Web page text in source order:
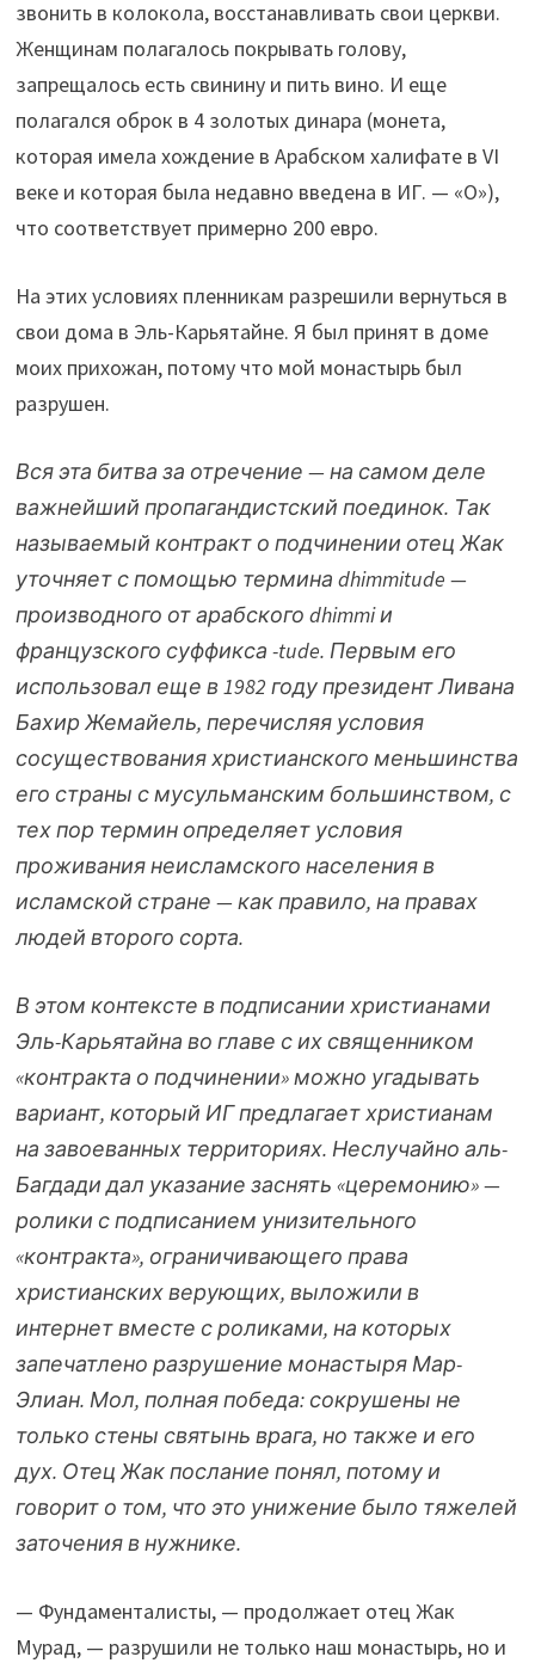
звонить в колокола, восстанавливать свои церкви.
Женщинам полагалось покрывать голову,
запрещалось есть свинину и пить вино. И еще
полагался оброк в 4 золотых динара (монета,
которая имела хождение в Арабском халифате в VI
веке и которая была недавно введена в ИГ. — «О»),
что соответствует примерно 200 евро.
На этих условиях пленникам разрешили вернуться в
свои дома в Эль-Карьятайне. Я был принят в доме
моих прихожан, потому что мой монастырь был
разрушен.
Вся эта битва за отречение — на самом деле
важнейший пропагандистский поединок. Так
называемый контракт о подчинении отец Жак
уточняет с помощью термина dhimmitude —
производного от арабского dhimmi и
французского суффикса -tude. Первым его
использовал еще в 1982 году президент Ливана
Бахир Жемайель, перечисляя условия
сосуществования христианского меньшинства
его страны с мусульманским большинством, с
тех пор термин определяет условия
проживания неисламского населения в
исламской стране — как правило, на правах
людей второго сорта.
В этом контексте в подписании христианами
Эль-Карьятайна во главе с их священником
«контракта о подчинении» можно угадывать
вариант, который ИГ предлагает христианам
на завоеванных территориях. Неслучайно аль-
Багдади дал указание заснять «церемонию» —
ролики с подписанием унизительного
«контракта», ограничивающего права
христианских верующих, выложили в
интернет вместе с роликами, на которых
запечатлено разрушение монастыря Мар-
Элиан. Мол, полная победа: сокрушены не
только стены святынь врага, но также и его
дух. Отец Жак послание понял, потому и
говорит о том, что это унижение было тяжелей
заточения в нужнике.
— Фундаменталисты, — продолжает отец Жак
Мурад, — разрушили не только наш монастырь, но и